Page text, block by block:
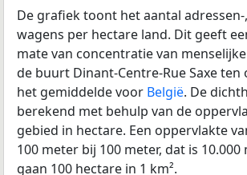
De grafiek toont het aantal
wagens per hectare land. Dit geeft
mate van concentratie van
de buurt Dinant-Centre-Rue Saxe ten
het gemiddelde voor België. De
berekend met behulp van de
gebied in hectare. Een oppervlakte
100 meter bij 100 meter, dat is 10.000
gaan 100 hectare in 1 km².